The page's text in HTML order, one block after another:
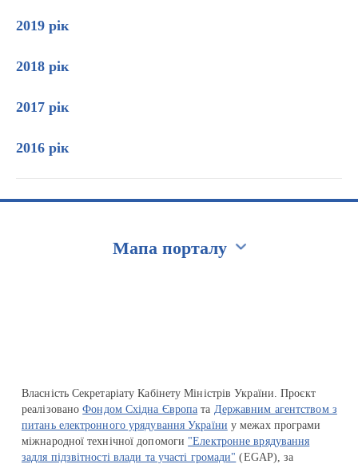
2019 рік
2018 рік
2017 рік
2016 рік
Мапа порталу
Власність Секретаріату Кабінету Міністрів України. Проєкт
реалізованоФондом Східна Європа та Державним агентством з
питань електронного урядування України у межах програми
міжнародної технічної допомоги "Електронне врядування
задля підзвітності влади та участі громади" (EGAP), за